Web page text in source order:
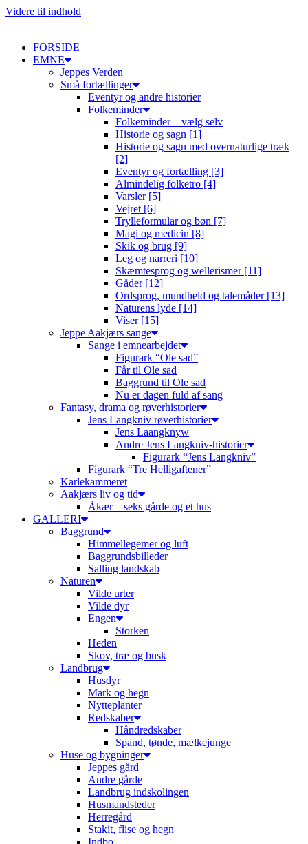
Videre til indhold
FORSIDE
EMNE
Jeppes Verden
Små fortællinger
Eventyr og andre historier
Folkeminder
Folkeminder – vælg selv
Historie og sagn [1]
Historie og sagn med overnaturlige træk
[2]
Eventyr og fortælling [3]
Almindelig folketro [4]
Varsler [5]
Vejret [6]
Trylleformular og bøn [7]
Magi og medicin [8]
Skik og brug [9]
Leg og narreri [10]
Skæmtesprog og wellerismer [11]
Gåder [12]
Ordsprog, mundheld og talemåder [13]
Naturens lyde [14]
Viser [15]
Jeppe Aakjærs sange
Sange i emnearbejdet
Figurark “Ole sad”
Får til Ole sad
Baggrund til Ole sad
Nu er dagen fuld af sang
Fantasy, drama og røverhistorier
Jens Langkniv røverhistorier
Jens Laangknyw
Andre Jens Langkniv-historier
Figurark “Jens Langkniv”
Figurark “Tre Helligaftener”
Karlekammeret
Aakjærs liv og tid
Åkær – seks gårde og et hus
GALLERI
Baggrund
Himmellegemer og luft
Baggrundsbilleder
Salling landskab
Naturen
Vilde urter
Vilde dyr
Engen
Storken
Heden
Skov, træ og busk
Landbrug
Husdyr
Mark og hegn
Nytteplanter
Redskaber
Håndredskaber
Spand, tønde, mælkejunge
Huse og bygninger
Jeppes gård
Andre gårde
Landbrug indskolingen
Husmandsteder
Herregård
Stakit, flise og hegn
Indbo